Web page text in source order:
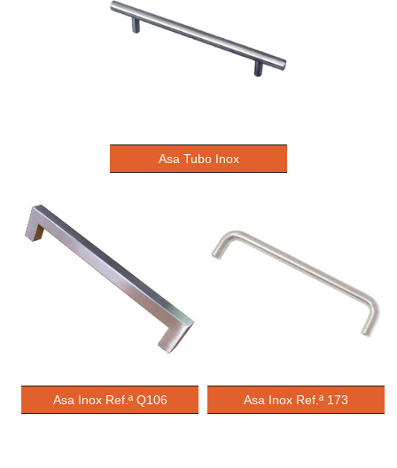
Asa Tubo Inox
Asa Inox Ref.ª Q106 Asa Inox Ref.ª 173